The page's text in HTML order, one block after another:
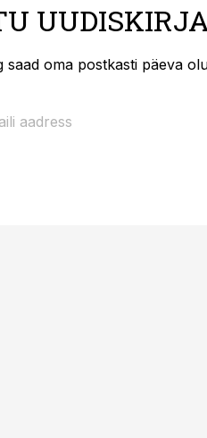
saad oma postkasti päeva